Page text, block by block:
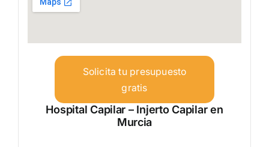
Solicita tu presupuesto
gratis
Hospital Capilar – Injerto Capilar en
Murcia